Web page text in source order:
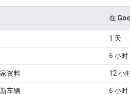
在
1 天
6 小时
资料 12 小
车辆 6 小时